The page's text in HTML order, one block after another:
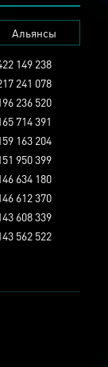
Альянсы
149 238
241 078
236 520
714 391
163 204
950 399
634 180
612 370
608 339
562 522